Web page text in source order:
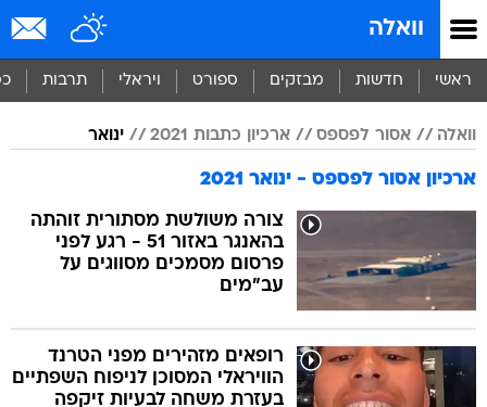
וואלה
ראשי חדשות מבזקים ספורט ויראלי תרבות
וואלה אסור לפספס ארכיון כתבות 2021 ינואר
ארכיון אסור לפספס - ינואר 2021
צורה משולשת מסתורית זוהתה
בהאנגר באזור 51 - רגע לפני
פרסום מסמכים מסווגים על
עב"מים
רופאים מזהירים מפני הטרנד
הוויראלי המסוכן לניפוח השפתיים
בעזרת משחה לבעיות זיקפה